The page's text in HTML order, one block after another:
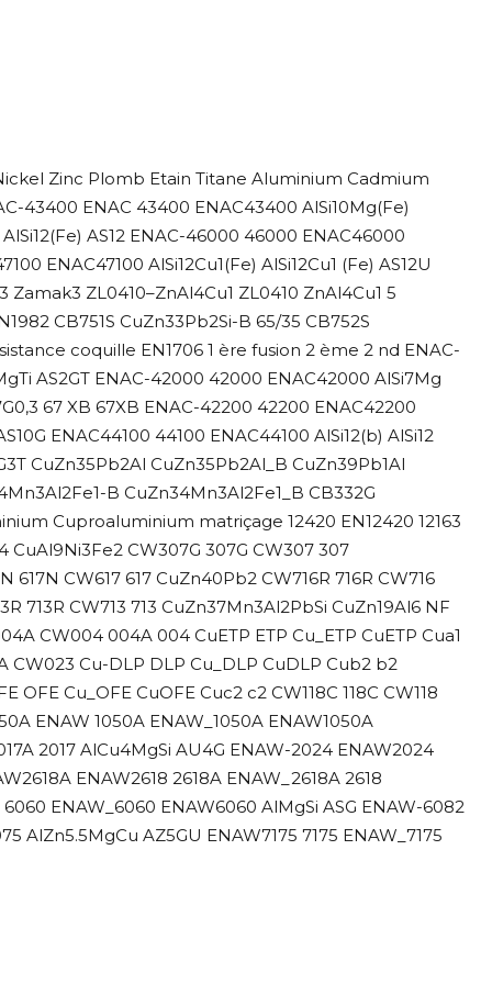
Zinc Plomb Etain Titane Aluminium Cadmium
43400 ENAC 43400 ENAC43400 AlSi10Mg(Fe)
AS12 ENAC-46000 46000 ENAC46000
ENAC47100 AlSi12Cu1(Fe) AlSi12Cu1 (Fe) AS12U
ZL0410–ZnAl4Cu1 ZL0410 ZnAl4Cu1 5
CB751S CuZn33Pb2Si-B 65/35 CB752S
coquille EN1706 1 ère fusion 2 ème 2 nd ENAC-
AS2GT ENAC-42000 42000 ENAC42000 AlSi7Mg
67 XB 67XB ENAC-42200 42200 ENAC42200
ENAC44100 44100 ENAC44100 AlSi12(b) AlSi12
CuZn35Pb2Al CuZn35Pb2Al_B CuZn39Pb1Al
B CuZn34Mn3Al2Fe1_B CB332G
Cuproaluminium matriçage 12420 EN12420 12163
CuAl9Ni3Fe2 CW307G 307G CW307 307
617N CW617 617 CuZn40Pb2 CW716R 716R CW716
713R CW713 713 CuZn37Mn3Al2PbSi CuZn19Al6 NF
CW004 004A 004 CuETP ETP Cu_ETP CuETP Cua1
CW023 Cu-DLP DLP Cu_DLP CuDLP Cub2 b2
Cu_OFE CuOFE Cuc2 c2 CW118C 118C CW118
ENAW 1050A ENAW_1050A ENAW1050A
2017 AlCu4MgSi AU4G ENAW-2024 ENAW2024
ENAW2618 2618A ENAW_2618A 2618
ENAW_6060 ENAW6060 AlMgSi ASG ENAW-6082
AlZn5.5MgCu AZ5GU ENAW7175 7175 ENAW_7175